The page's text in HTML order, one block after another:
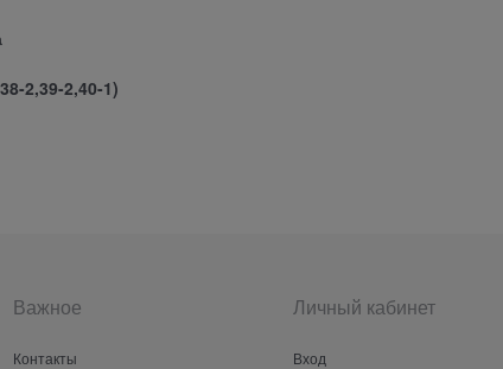
2,39-2,40-1)
Важное
Контакты
Личный кабинет
Вход